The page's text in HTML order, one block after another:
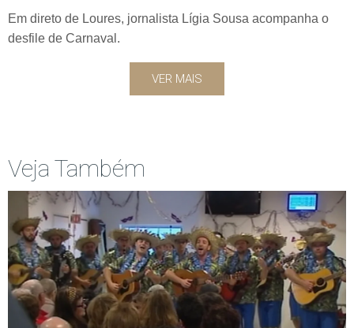
Em direto de Loures, jornalista Lígia Sousa acompanha o
desfile de Carnaval.
VER MAIS
Veja Também